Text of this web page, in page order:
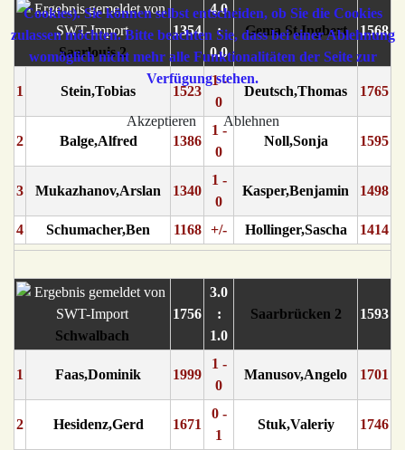
Saarlouis 2
1354
4.0
:
0.0
Gema St.Ingbert 1568
1 Stein,Tobias 1523
1 -
0
Deutsch,Thomas 1765
2 Balge,Alfred 1386
1 -
0
Noll,Sonja 1595
3 Mukazhanov,Arslan 1340
1 -
0
Kasper,Benjamin 1498
4 Schumacher,Ben 1168 +/- Hollinger,Sascha 1414
Schwalbach
1756
3.0
:
1.0
Saarbrücken 2 1593
1 Faas,Dominik 1999
1 -
0
Manusov,Angelo 1701
2 Hesidenz,Gerd 1671
0 -
1
Stuk,Valeriy 1746
Cookies). Sie können selbst entscheiden, ob Sie die Cookies
zulassen möchten. Bitte beachten Sie, dass bei einer Ablehnung
womöglich nicht mehr alle Funktionalitäten der Seite zur
Verfügung stehen.
Akzeptieren Ablehnen